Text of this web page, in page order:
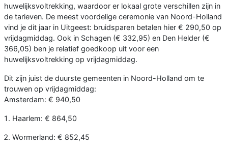
huwelijksvoltrekking, waardoor er lokaal grote verschillen zijn in
de tarieven. De meest voordelige ceremonie van Noord-Holland
vind je dit jaar in Uitgeest: bruidsparen betalen hier € 290,50 op
vrijdagmiddag. Ook in Schagen (€ 332,95) en Den Helder (€
366,05) ben je relatief goedkoop uit voor een
huwelijksvoltrekking op vrijdagmiddag.
Dit zijn juist de duurste gemeenten in Noord-Holland om te
trouwen op vrijdagmiddag:
Amsterdam: € 940,50
Haarlem: € 864,50
Wormerland: € 852,45